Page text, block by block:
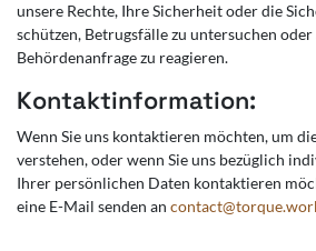
unsere Rechte, Ihre Sicherheit oder die
schützen, Betrugsfälle zu untersuchen oder
Behördenanfrage zu reagieren.
Kontaktinformation:
Wenn Sie uns kontaktieren möchten, um
verstehen, oder wenn Sie uns bezüglich
Ihrer persönlichen Daten kontaktieren
eine E-Mail senden an